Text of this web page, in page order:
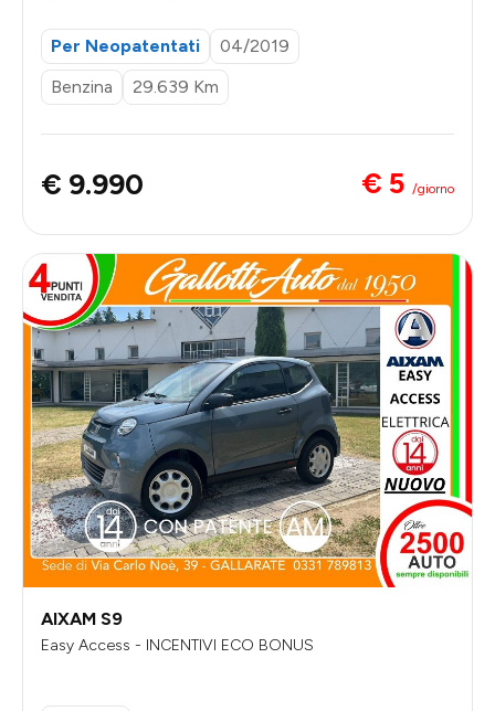
Per Neopatentati
04/2019
Benzina
29.639 Km
€ 9.990 € 5 /giorno
AIXAM S9
Easy Access - INCENTIVI ECO BONUS